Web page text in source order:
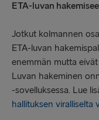
ETA-luvan
Jotkut kolmannen
ETA-luvan
enemmän mutta
Luvan hakeminen
-sovelluksessa. Lue
hallituksen viralliselta